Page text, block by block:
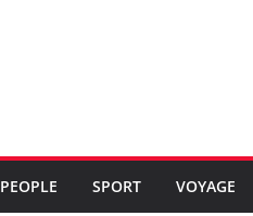
PEOPLE SPORT VOYAGE